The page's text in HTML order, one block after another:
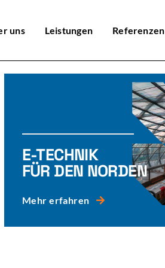
uns Leistungen Referenzen
E-TECHNIK
FÜR DEN NORDEN
Mehr erfahren